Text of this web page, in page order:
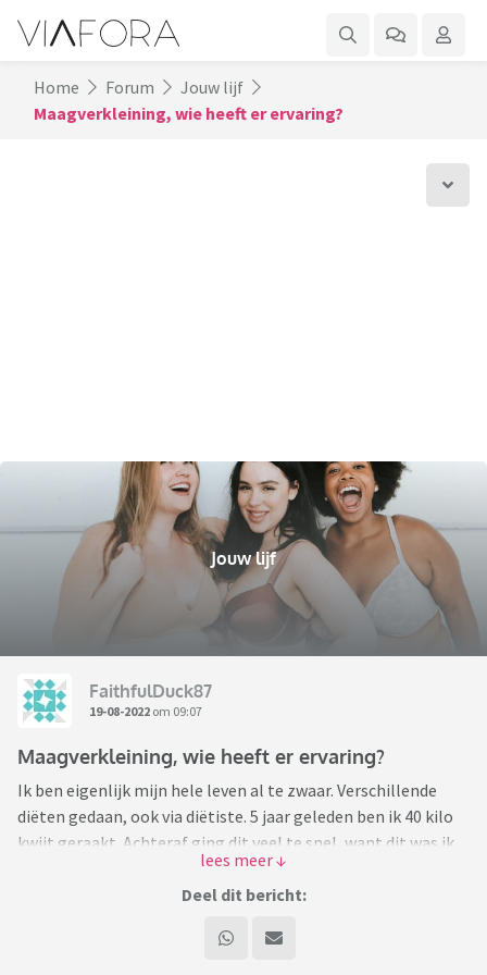
Home Forum
Jouw lijf
Maagverkleining, wie heeft er ervaring?
Jouw lijf
FaithfulDuck87
19-08-2022 om 09:07
Maagverkleining, wie heeft er ervaring?
Ik ben eigenlijk mijn hele leven al te zwaar. Verschillende
diëten gedaan, ook via diëtiste. 5 jaar geleden ben ik 40 kilo
kwijt geraakt. Achteraf ging dit veel te snel, want dit was ik
in iets meer dan een half jaar kwijt. En niet het beste dieet,
met shakes en repen. Maar goed, op dat moment natuurlijk
Maar mijn eetpatroon veranderde daarna niet, en na een half
Deel dit bericht: